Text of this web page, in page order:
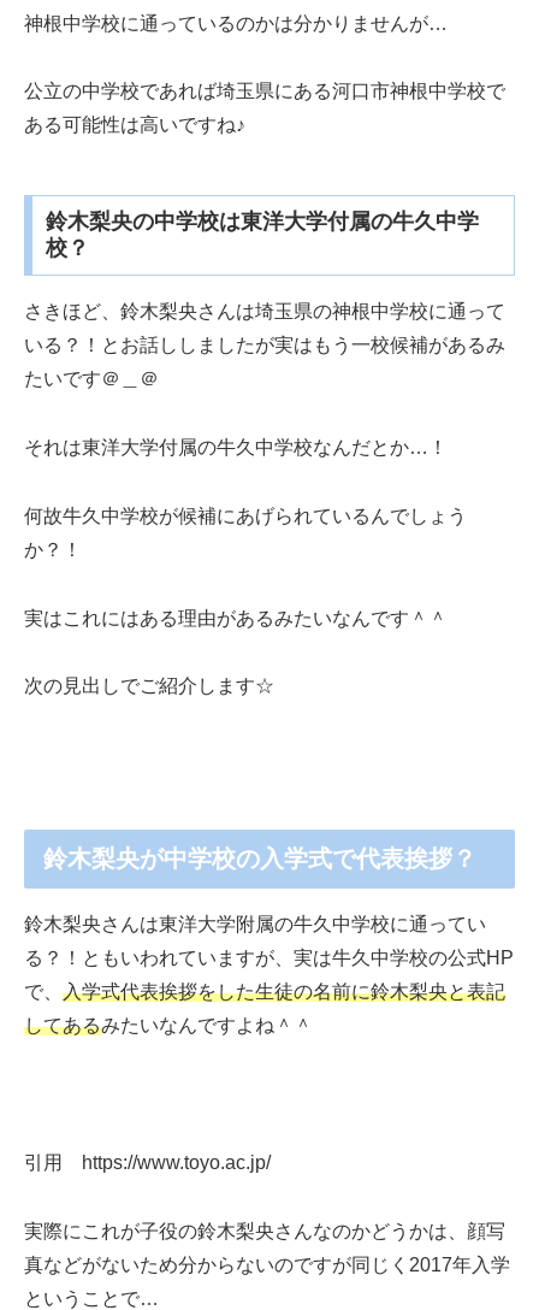
神根中学校に通っているのかは分かりませんが…
公立の中学校であれば埼玉県にある河口市神根中学校で
ある可能性は高いですね♪
鈴木梨央の中学校は東洋大学付属の牛久中学
校？
さきほど、鈴木梨央さんは埼玉県の神根中学校に通って
いる？！とお話ししましたが実はもう一校候補があるみ
たいです＠＿＠
それは東洋大学付属の牛久中学校なんだとか…！
何故牛久中学校が候補にあげられているんでしょう
か？！
実はこれにはある理由があるみたいなんです＾＾
次の見出しでご紹介します☆
鈴木梨央が中学校の入学式で代表挨拶？
鈴木梨央さんは東洋大学附属の牛久中学校に通ってい
る？！ともいわれていますが、実は牛久中学校の公式HP
で、 入学式代表挨拶をした生徒の名前に鈴木梨央と表記
してあるみたいなんですよね＾＾
引用 https://www.toyo.ac.jp/
実際にこれが子役の鈴木梨央さんなのかどうかは、顔写
真などがないため分からないのですが同じく2017年入学
ということで…